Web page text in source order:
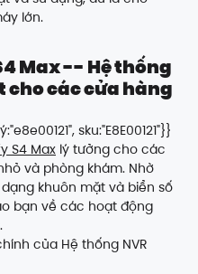
lớn.
Max -- Hệ thống
các cửa hàng
sku:"E8E00121"}}
S4 Max lý tưởng cho các
và phòng khám. Nhờ
khuôn mặt và biển số
bạn về các hoạt động
của Hệ thống NVR